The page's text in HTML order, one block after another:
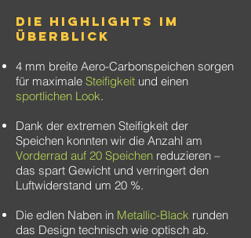
Die Highlights im
Überblick
4 mm breite Aero-Carbonspeichen sorgen
für maximale Steifigkeit und einen
sportlichen Look.
Dank der extremen Steifigkeit der
Speichen konnten wir die Anzahl am
Vorderrad auf 20 Speichen reduzieren –
das spart Gewicht und verringert den
Luftwiderstand um 20 %.
Die edlen Naben in Metallic-Black runden
das Design technisch wie optisch ab.